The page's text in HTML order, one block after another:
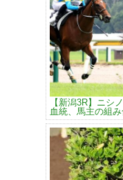
【新潟3R】ニシ
血統、馬主の組